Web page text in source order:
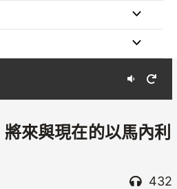
來與現在的以馬內利
432